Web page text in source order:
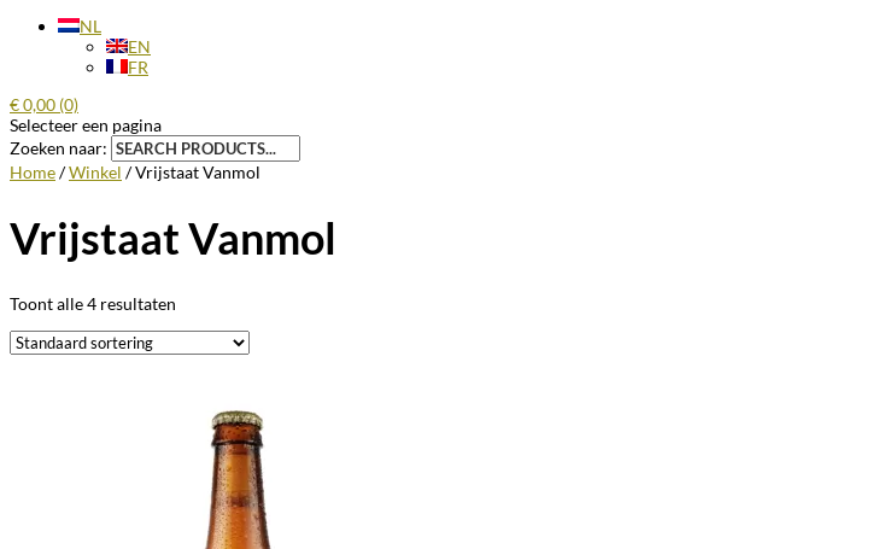
NL
EN
FR
€0,00 (0)
Selecteer een pagina
Zoeken naar:
Home/Winkel / Vrijstaat Vanmol
Vrijstaat Vanmol
Toont alle 4 resultaten